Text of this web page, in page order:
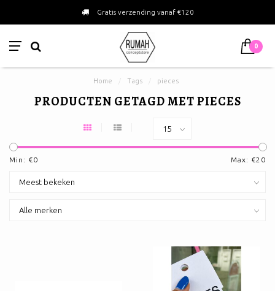
Gratis verzending vanaf €120
0
Home Tags pieces
PRODUCTEN GETAGD MET PIECES
Min: €0 Max: €20